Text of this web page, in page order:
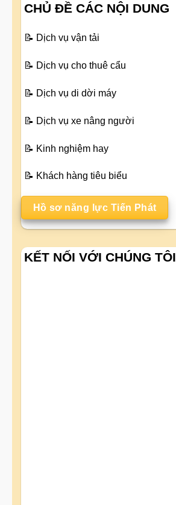
CHỦ ĐỀ CÁC NỘI DUNG
📝 Dịch vụ vận tải
📝 Dịch vụ cho thuê cẩu
📝 Dịch vụ di dời máy
📝 Dịch vụ xe nâng người
📝 Kinh nghiệm hay
📝 Khách hàng tiêu biểu
Hồ sơ năng lực Tiến Phát
KẾT NỐI VỚI CHÚNG TÔI